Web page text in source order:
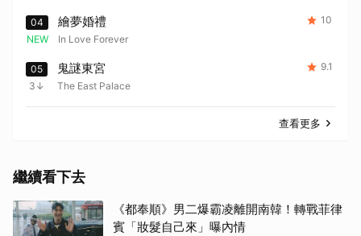
04
NEW
繪夢婚禮
In Love Forever
10
05
3
鬼謎東宮
The East Palace
9.1
查看更多
繼續看下去
《都奉順》男二爆霸凌離開南韓！轉戰菲律
賓「妝髮自己來」曝內情